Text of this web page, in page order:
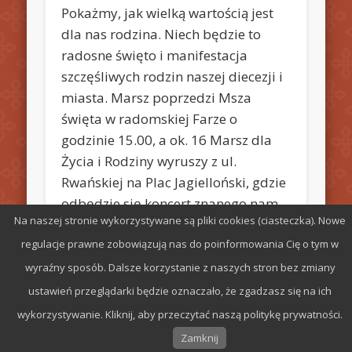
Pokażmy, jak wielką wartością jest
dla nas rodzina. Niech będzie to
radosne święto i manifestacja
szczęśliwych rodzin naszej diecezji i
miasta. Marsz poprzedzi Msza
święta w radomskiej Farze o
godzinie 15.00, a ok. 16 Marsz dla
Życia i Rodziny wyruszy z ul.
Rwańskiej na Plac Jagielloński, gdzie
odbędzie się koncert znanego nam
zespołu „Jak Najbardziej”.
© 2026 Parafia św. Stefana w Radomiu
orazWordPress
Na naszej stronie wykorzystywane są pliki cookies (ciasteczka). Nowe
regulacje prawne zobowiązują nas do poinformowania Cię o tym w
wyraźny sposób. Dalsze korzystanie z naszych stron bez zmiany
ustawień przeglądarki będzie oznaczało, że zgadzasz się na ich
wykorzystywanie. Kliknij, aby przeczytać naszą politykę prywatności.
Zamknij